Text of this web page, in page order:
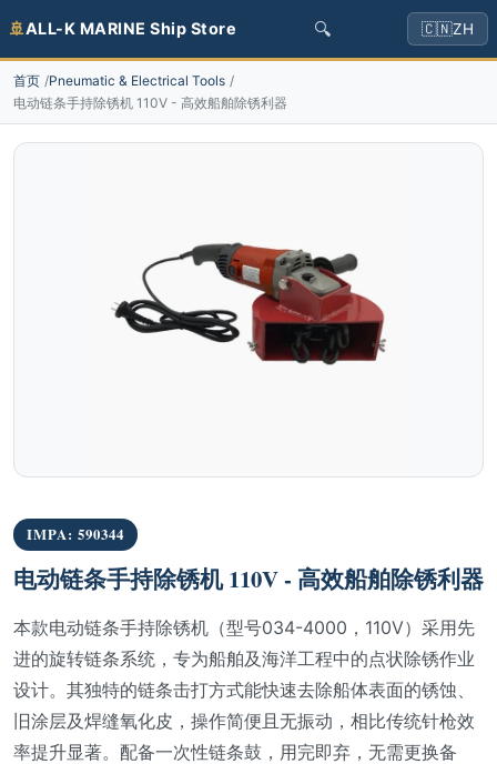
🚢ALL-K MARINE Ship Store 🔍 🇨🇳ZH
首页 Pneumatic & Electrical Tools
电动链条手持除锈机 110V - 高效船舶除锈利器
IMPA: 590344
电动链条手持除锈机 110V - 高效船舶除锈利器
本款电动链条手持除锈机（型号034-4000，110V）采用先
进的旋转链条系统，专为船舶及海洋工程中的点状除锈作业
设计。其独特的链条击打方式能快速去除船体表面的锈蚀、
旧涂层及焊缝氧化皮，操作简便且无振动，相比传统针枪效
率提升显著。配备一次性链条鼓，用完即弃，无需更换备